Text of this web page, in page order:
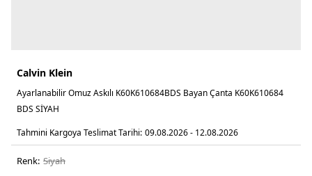
Calvin Klein
Ayarlanabilir Omuz Askılı K60K610684BDS Bayan Çanta K60K610684
BDS SİYAH
Tahmini Kargoya Teslimat Tarihi: 09.08.2026 - 12.08.2026
Renk: si̇yah